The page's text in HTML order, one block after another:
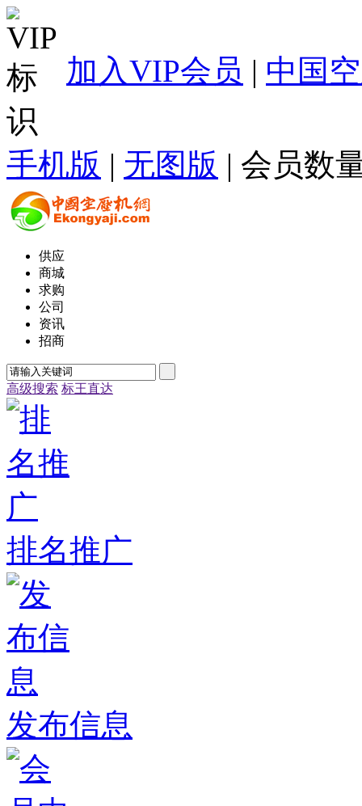
加入VIP会员 | 中国
手机版 | 无图版 | 会员数
供应
商城
求购
公司
资讯
招商
高级搜索 标王直达
排名推广
发布信息